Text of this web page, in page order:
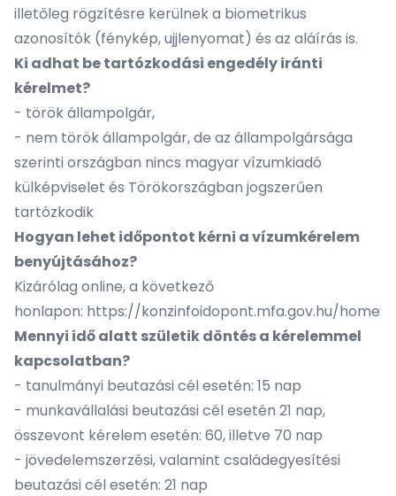
illetőleg rögzítésre kerülnek a biometrikus
azonosítók (fénykép, ujjlenyomat) és az aláírás is.
Ki adhat be tartózkodási engedély iránti
kérelmet?
- török állampolgár,
- nem török állampolgár, de az állampolgársága
szerinti országban nincs magyar vízumkiadó
külképviselet és Törökországban jogszerűen
tartózkodik
Hogyan lehet időpontot kérni a vízumkérelem
benyújtásához?
Kizárólag online, a következő
honlapon: https://konzinfoidopont.mfa.gov.hu/home
Mennyi idő alatt születik döntés a kérelemmel
kapcsolatban?
- tanulmányi beutazási cél esetén: 15 nap
- munkavállalási beutazási cél esetén 21 nap,
összevont kérelem esetén: 60, illetve 70 nap
- jövedelemszerzési, valamint családegyesítési
beutazási cél esetén: 21 nap